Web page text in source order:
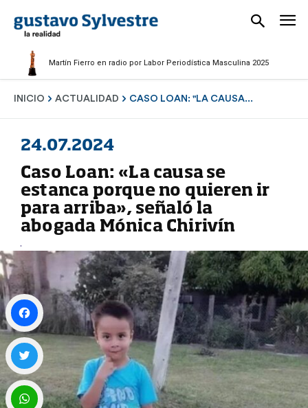
Martín Fierro en radio por Labor Periodística Masculina 2025
INICIO ACTUALIDAD CASO LOAN: "LA CAUSA...
24.07.2024
Caso Loan: «La causa se
estanca porque no quieren ir
para arriba», señaló la
abogada Mónica Chirivín
Facebook
Twitter